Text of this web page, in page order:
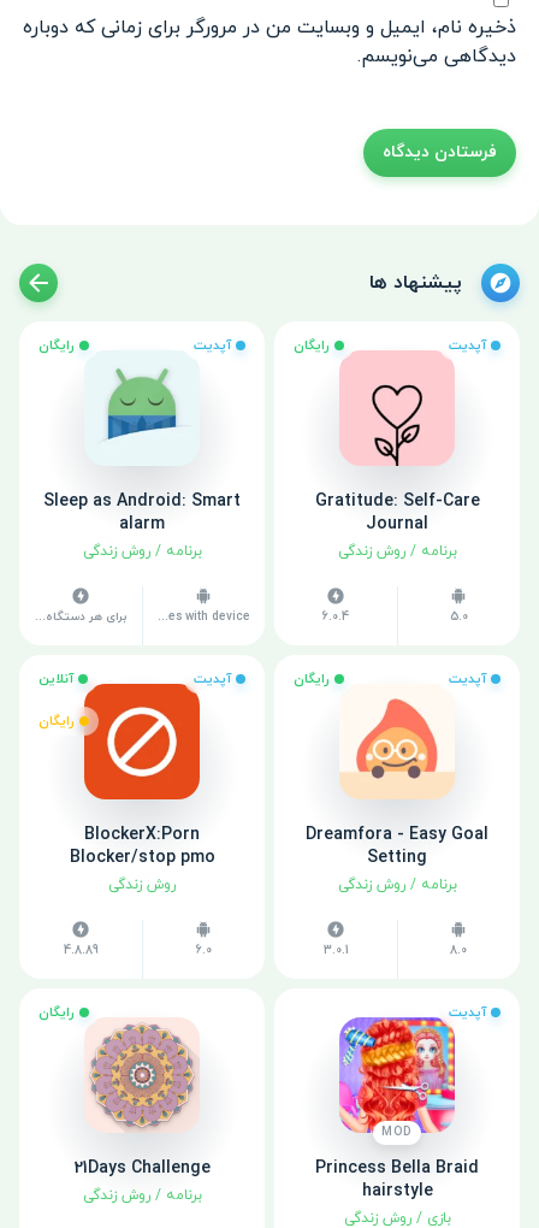
ذخیره نام، ایمیل و وبسایت من در مرورگر برای زمانی که دوباره
دیدگاهی می‌نویسم.
پیشنهاد ها
آپدیت رایگان
Gratitude: Self-Care
Journal
برنامه /روش زندگی
5.0
6.0.4
آپدیت رایگان
Sleep as Android: Smart
alarm
برنامه /روش زندگی
Varies with device برای هر دستگاه متفاوت است
آپدیت رایگان
Dreamfora - Easy Goal
Setting
برنامه /روش زندگی
8.0
3.0.1
آپدیت آنلاین
رایگان
BlockerX:Porn
Blocker/stop pmo
روش زندگی
6.0
4.8.89
آپدیت
MOD
Princess Bella Braid
hairstyle
بازی /روش زندگی
رایگان
21Days Challenge
برنامه /روش زندگی